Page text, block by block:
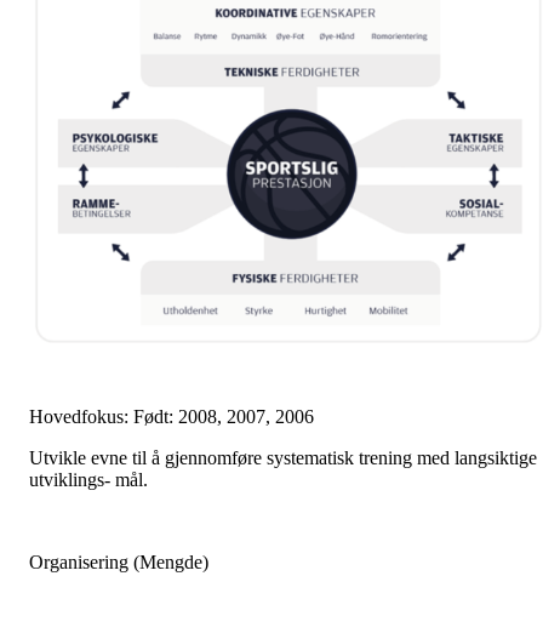
Hovedfokus: Født: 2008, 2007, 2006
Utvikle evne til å gjennomføre systematisk trening med langsiktige
utviklings- mål.
Organisering (Mengde)